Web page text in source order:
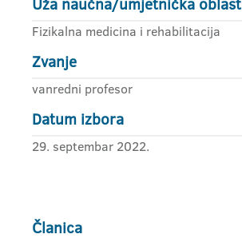
Uža naučna/umjetnička oblast
Fizikalna medicina i rehabilitacija
Zvanje
vanredni profesor
Datum izbora
29. septembar 2022.
Članica